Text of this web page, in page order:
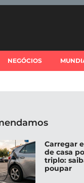
NEGÓCIOS
Carregar
de casa
triplo:
poupar